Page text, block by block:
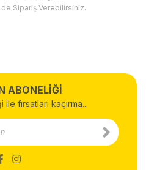
Sipariş Verebilirsiniz.
ABONELİĞİ
fırsatları kaçırma...